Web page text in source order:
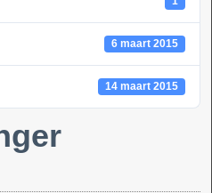
6 maart 2015
14 maart 2015